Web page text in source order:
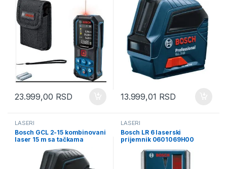
23.999,00 RSD 13.999,01 RSD
LASERI
Bosch GCL 2-15 kombinovani
laser 15 m sa tačkama
LASERI
Bosch LR 6 laserski
prijemnik 0601069H00